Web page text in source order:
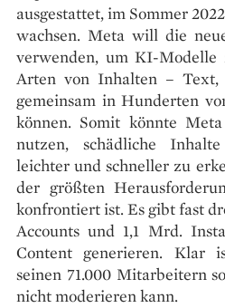
ausgestattet, im Sommer
wachsen. Meta will die
verwenden, um KI-
Arten von Inhalten – Text,
gemeinsam in Hunderten
können. Somit könnte
nutzen, schädliche
leichter und schneller zu
der größten
konfrontiert ist. Es gibt fast
Accounts und 1,1 Mrd.
Content generieren. Klar
seinen 71.000 Mitarbeitern
nicht moderieren kann.